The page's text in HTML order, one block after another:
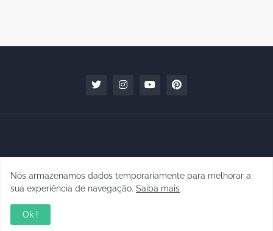
Copyright © 2010 - 2026 | raphanomundo
Nós armazenamos dados temporariamente para melhorar a
sua experiência de navegação. Saiba mais
Ok !